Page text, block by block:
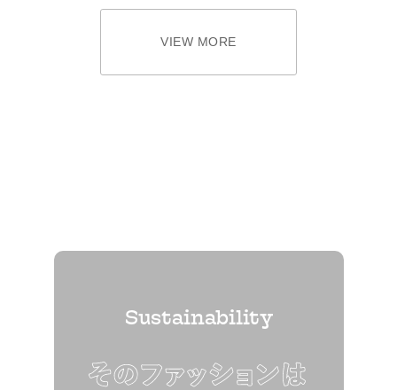
VIEW MORE
Sustainability